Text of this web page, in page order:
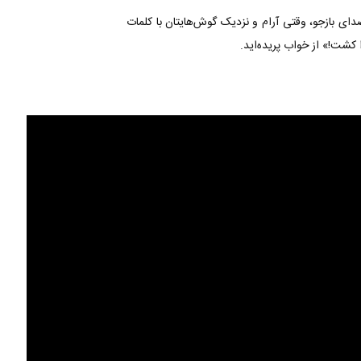
بازجو، وقتی آرام و نزدیک گوش‌هایتان با کلمات
از خواب پریده‌اید.